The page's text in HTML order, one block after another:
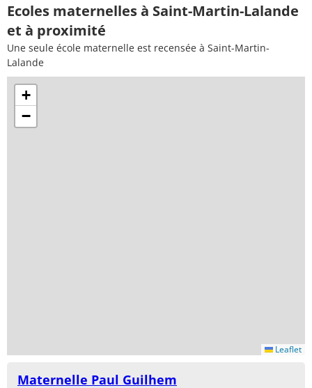
Ecoles maternelles à Saint-Martin-Lalande
et à proximité
Une seule école maternelle est recensée à Saint-Martin-
Lalande
+
−
Leaflet
Maternelle Paul Guilhem